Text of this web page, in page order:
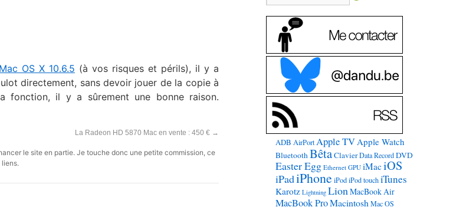
OS X 10.6.5 (à vos risques et périls), il y a
directement, sans devoir jouer de la copie à
fonction, il y a sûrement une bonne raison.
La Radeon HD 5870 Mac en vente : 450 € →
le site en partie. Je touche donc une petite commission, ce
ADB AirPort Apple TVApple Watch
BluetoothBêtaClavier Data Record DVD
Easter Egg Ethernet GPU iMaciOS
iPadiPhone iPod iPod touch iTunes
Karotz Lightning LionMacBook Air
MacBook ProMacintosh Mac OS